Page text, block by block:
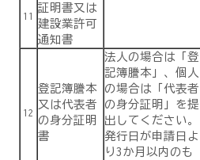
11
証明書又は
建設業許可
通知書
12
登記簿謄本
又は代表者
の身分証明
書
法人の場合は「登
記簿謄本」、個人
の場合は「代表者
の身分証明」を提
出してください。
発行日が申請日よ
り3か月以内のも